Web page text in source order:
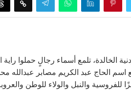
الخالدة، تلمع أسماء رجالٍ حملوا
اسم الحاج عبد الكريم مصابر
للفروسية والنبل والولاء للوطن